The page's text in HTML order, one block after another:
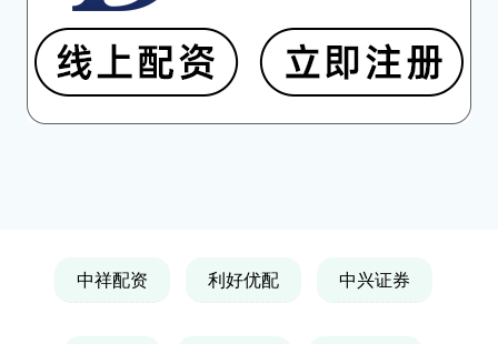
中祥配资 利好优配 中兴证券